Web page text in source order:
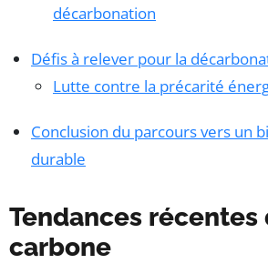
décarbonation
Défis à relever pour la
Lutte contre la précarité
Conclusion du parcours vers un
durable
Tendances récentes
carbone